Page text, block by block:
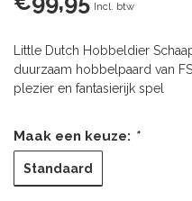
Incl. btw
Little Dutch Hobbeldier
duurzaam hobbelpaard van
plezier en fantasierijk spel
Maak een keuze: *
Standaard